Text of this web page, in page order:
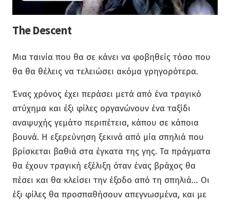
The Descent
Μια ταινία που θα σε κάνει να φοβηθείς τόσο που
θα θα θέλεις να τελειώσει ακόμα γρηγορότερα.
Ένας χρόνος έχει περάσει μετά από ένα τραγικό
ατύχημα και έξι φίλες οργανώνουν ένα ταξίδι
αναψυχής γεμάτο περιπέτεια, κάπου σε κάποια
βουνά. Η εξερεύνηση ξεκινά από μία σπηλιά που
βρίσκεται βαθιά στα έγκατα της γης. Τα πράγματα
θα έχουν τραγική εξέλιξη όταν ένας βράχος θα
πέσει και θα κλείσει την έξοδο από τη σπηλιά… Οι
έξι φίλες θα προσπαθήσουν απεγνωσμένα, και με